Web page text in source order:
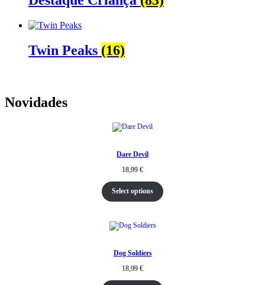
Twin Peaks (16)
Novidades
Dare Devil
18,99 €
Select options
Dog Soldiers
18,99 €